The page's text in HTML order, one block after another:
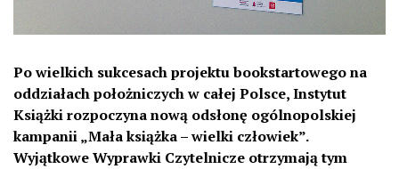
Po wielkich sukcesach projektu bookstartowego na
oddziałach położniczych w całej Polsce, Instytut
Książki rozpoczyna nową odsłonę ogólnopolskiej
kampanii „Mała książka – wielki człowiek”.
Wyjątkowe Wyprawki Czytelnicze otrzymają tym